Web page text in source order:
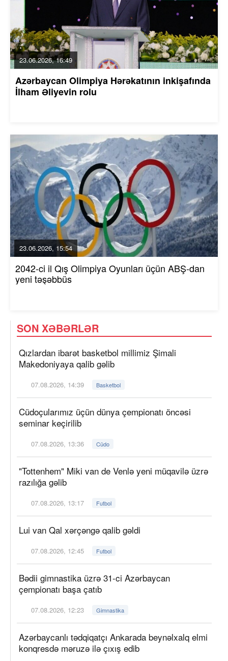
23.06.2026, 16:49
Azərbaycan Olimpiya Hərəkatının inkişafında
İlham Əliyevin rolu
23.06.2026, 15:54
2042-ci il Qış Olimpiya Oyunları üçün ABŞ-dan
yeni təşəbbüs
SON XƏBƏRLƏR
Qızlardan ibarət basketbol millimiz Şimali
Makedoniyaya qalib gəlib
07.08.2026, 14:39 Basketbol
Cüdoçularımız üçün dünya çempionatı öncəsi
seminar keçirilib
07.08.2026, 13:36 Cüdo
"Tottenhem" Miki van de Venlə yeni müqavilə üzrə
razılığa gəlib
07.08.2026, 13:17 Futbol
Lui van Qal xərçəngə qalib gəldi
07.08.2026, 12:45 Futbol
Bədii gimnastika üzrə 31-ci Azərbaycan
çempionatı başa çatıb
07.08.2026, 12:23 Gimnastika
Azərbaycanlı tədqiqatçı Ankarada beynəlxalq elmi
konqresdə məruzə ilə çıxış edib